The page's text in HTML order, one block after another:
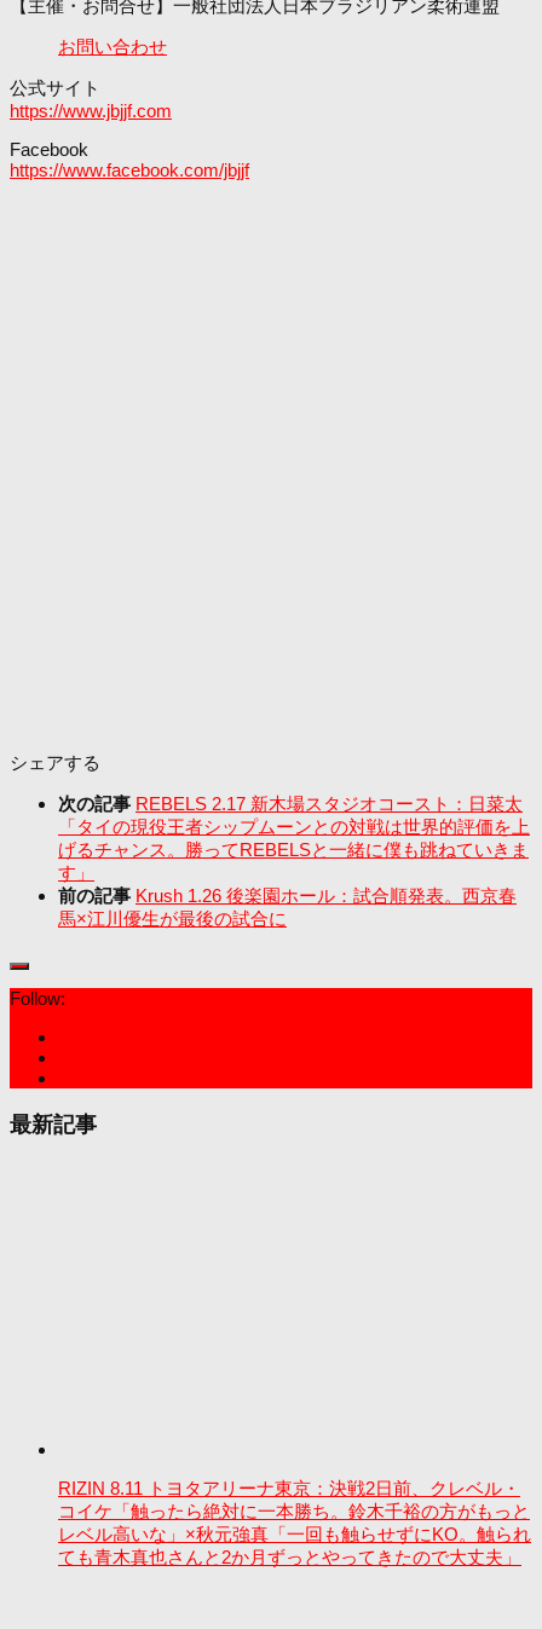
【主催・お問合せ】一般社団法人日本ブラジリアン柔術連盟
お問い合わせ
公式サイト
https://www.jbjjf.com
Facebook
https://www.facebook.com/jbjjf
シェアする
次の記事 REBELS 2.17 新木場スタジオコースト：日菜太
「タイの現役王者シップムーンとの対戦は世界的評価を上
げるチャンス。勝ってREBELSと一緒に僕も跳ねていきま
す」
前の記事 Krush 1.26 後楽園ホール：試合順発表。西京春
馬×江川優生が最後の試合に
Follow:
最新記事
RIZIN 8.11 トヨタアリーナ東京：決戦2日前、クレベル・
コイケ「触ったら絶対に一本勝ち。鈴木千裕の方がもっと
レベル高いな」×秋元強真「一回も触らせずにKO。触られ
ても青木真也さんと2か月ずっとやってきたので大丈夫」